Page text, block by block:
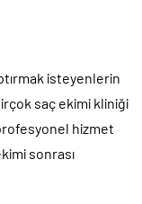
isteyenlerin
saç ekimi kliniği
hizmet
sonrası